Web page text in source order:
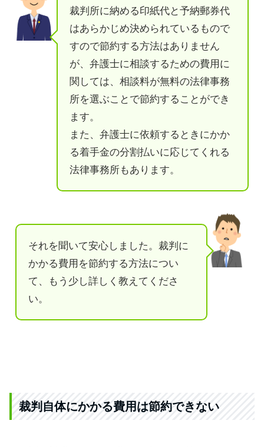
裁判所に納める印紙代と予納郵券代
はあらかじめ決められているもので
すので節約する方法はありません
が、弁護士に相談するための費用に
関しては、相談料が無料の法律事務
所を選ぶことで節約することができ
ます。
また、弁護士に依頼するときにかか
る着手金の分割払いに応じてくれる
法律事務所もあります。
それを聞いて安心しました。裁判に
かかる費用を節約する方法につい
て、もう少し詳しく教えてくださ
い。
裁判自体にかかる費用は節約できない